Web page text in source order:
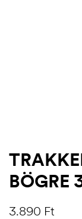
BÖGRE
3.890 Ft